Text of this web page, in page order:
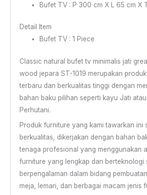
Bufet TV : P 300 cm X L 65 cm X
Detail Item
Bufet TV : 1 Piece
Classic natural bufet tv minimalis jati
wood jepara ST-1019 merupakan
terbaru dan berkualitas tinggi dengan
bahan baku pilihan seperti kayu Jati
Perhutani.
Produk furniture yang kami tawarkan ini
berkualitas, dikerjakan dengan bahan
tenaga profesional yang menggunakan
furniture yang lengkap dan berteknologi
berpengalaman dalam bidang
meja, lemari, dan berbagai macam jenis